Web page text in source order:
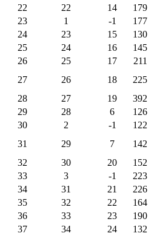
22
22 14 179
23
1 -1 177
24
23 15 130
25
24 16 145
26
25 17 211
27
26 18 225
28
27 19 392
29
28 6 126
30
2 -1 122
31
29 7 142
32
30 20 152
33
3 -1 223
34
31 21 226
35
32 22 164
36
33 23 190
37
34 24 132